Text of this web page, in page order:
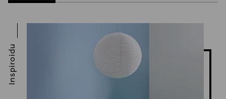
Inspiroidu